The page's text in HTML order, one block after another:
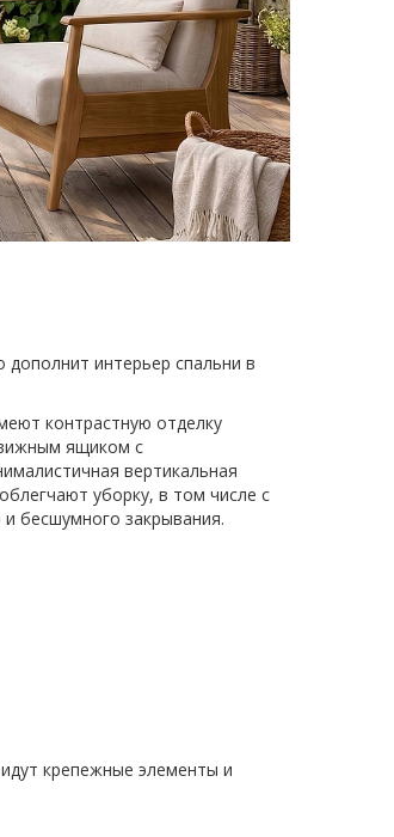
интерьер спальни в
контрастную отделку
ящиком с
вертикальная
уборку, в том числе с
бесшумного закрывания.
крепежные элементы и